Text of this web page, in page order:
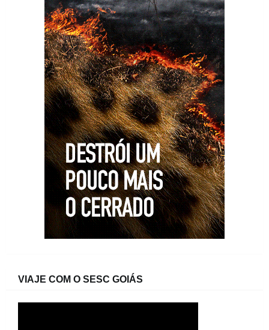
VIAJE COM O SESC GOIÁS